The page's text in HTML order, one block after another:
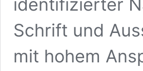
identifizierter
Schrift und
mit hohem